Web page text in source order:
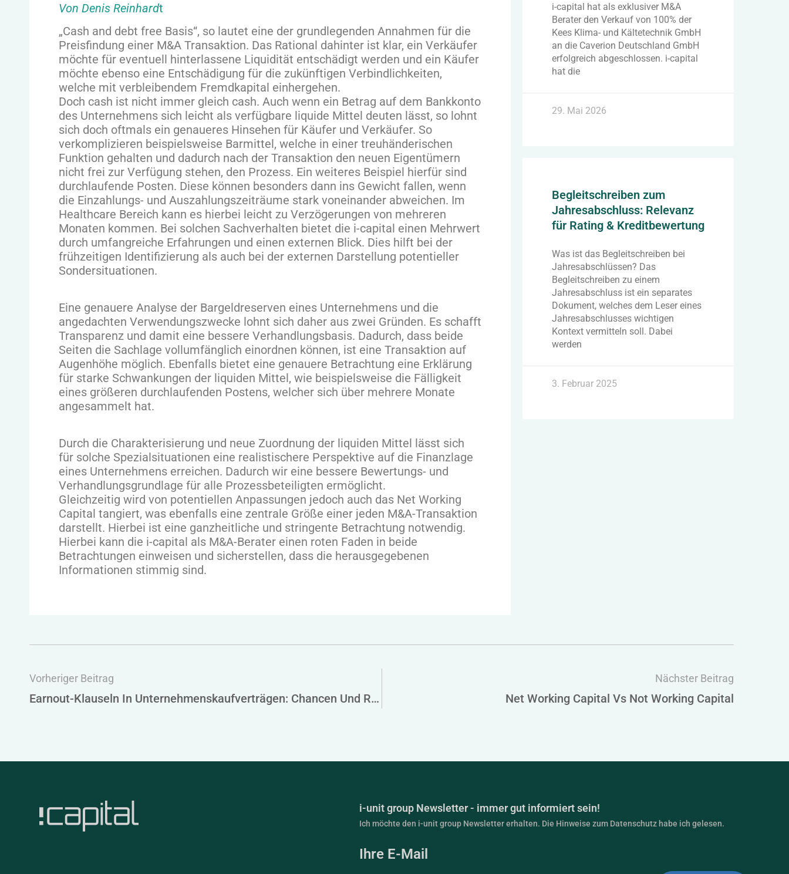
Von Denis Reinhardt
„Cash and debt free Basis“, so lautet eine der grundlegenden Annahmen für die
Preisfindung einer M&A Transaktion. Das Rational dahinter ist klar, ein Verkäufer
möchte für eventuell hinterlassene Liquidität entschädigt werden und ein Käufer
möchte ebenso eine Entschädigung für die zukünftigen Verbindlichkeiten,
welche mit verbleibendem Fremdkapital einhergehen.
Doch cash ist nicht immer gleich cash. Auch wenn ein Betrag auf dem Bankkonto
des Unternehmens sich leicht als verfügbare liquide Mittel deuten lässt, so lohnt
sich doch oftmals ein genaueres Hinsehen für Käufer und Verkäufer. So
verkomplizieren beispielsweise Barmittel, welche in einer treuhänderischen
Funktion gehalten und dadurch nach der Transaktion den neuen Eigentümern
nicht frei zur Verfügung stehen, den Prozess. Ein weiteres Beispiel hierfür sind
durchlaufende Posten. Diese können besonders dann ins Gewicht fallen, wenn
die Einzahlungs- und Auszahlungszeiträume stark voneinander abweichen. Im
Healthcare Bereich kann es hierbei leicht zu Verzögerungen von mehreren
Monaten kommen. Bei solchen Sachverhalten bietet die i-capital einen Mehrwert
durch umfangreiche Erfahrungen und einen externen Blick. Dies hilft bei der
frühzeitigen Identifizierung als auch bei der externen Darstellung potentieller
Sondersituationen.
Eine genauere Analyse der Bargeldreserven eines Unternehmens und die
angedachten Verwendungszwecke lohnt sich daher aus zwei Gründen. Es schafft
Transparenz und damit eine bessere Verhandlungsbasis. Dadurch, dass beide
Seiten die Sachlage vollumfänglich einordnen können, ist eine Transaktion auf
Augenhöhe möglich. Ebenfalls bietet eine genauere Betrachtung eine Erklärung
für starke Schwankungen der liquiden Mittel, wie beispielsweise die Fälligkeit
eines größeren durchlaufenden Postens, welcher sich über mehrere Monate
angesammelt hat.
Durch die Charakterisierung und neue Zuordnung der liquiden Mittel lässt sich
für solche Spezialsituationen eine realistischere Perspektive auf die Finanzlage
eines Unternehmens erreichen. Dadurch wir eine bessere Bewertungs- und
Verhandlungsgrundlage für alle Prozessbeteiligten ermöglicht.
Gleichzeitig wird von potentiellen Anpassungen jedoch auch das Net Working
Capital tangiert, was ebenfalls eine zentrale Größe einer jeden M&A-Transaktion
darstellt. Hierbei ist eine ganzheitliche und stringente Betrachtung notwendig.
Hierbei kann die i-capital als M&A-Berater einen roten Faden in beide
Betrachtungen einweisen und sicherstellen, dass die herausgegebenen
Informationen stimmig sind.
i-capital hat als exklusiver M&A
Berater den Verkauf von 100% der
Kees Klima- und Kältetechnik GmbH
an die Caverion Deutschland GmbH
erfolgreich abgeschlossen. i-capital
hat die
29. Mai 2026
Begleitschreiben zum
Jahresabschluss: Relevanz
für Rating & Kreditbewertung
Was ist das Begleitschreiben bei
Jahresabschlüssen? Das
Begleitschreiben zu einem
Jahresabschluss ist ein separates
Dokument, welches dem Leser eines
Jahresabschlusses wichtigen
Kontext vermitteln soll. Dabei
werden
3. Februar 2025
Vorheriger Beitrag
Earnout-Klauseln In Unternehmenskaufverträgen: Chancen Und Risiken In Volatilen Zeiten
Nächster Beitrag
Net Working Capital Vs Not Working Capital
i-unit group Newsletter - immer gut informiert sein!
Ich möchte den i-unit group Newsletter erhalten. Die Hinweise zum Datenschutz habe ich gelesen.
Ihre E-Mail